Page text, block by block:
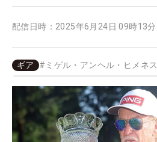
配信日時： 2025年6月24日 09時13分
ギア # ミゲル・アンヘル・ヒメネス